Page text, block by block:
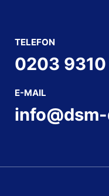
TELEFON
0203
E-MAIL